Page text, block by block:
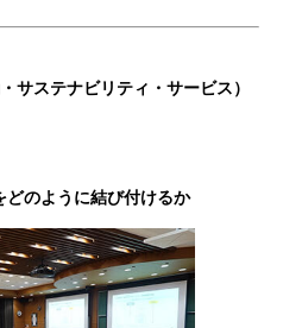
サステナビリティ・サービス）
のように結び付けるか